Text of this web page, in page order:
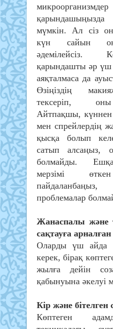
мүмкін. Ал сіз
күн сайын
әдемілейсіз.
қарындашты әр үш
аяқталмаса да
Өзіңіздің
тексеріп,
Айтпақшы, күннен
мен спрейлердің
қысқа болып
сатып алсаңыз,
болмайды.
мерзімі
пайдаланбаңыз,
проблемалар
Жанаспалы және
сақтауға
Оларды үш айда
керек, бірақ
жылға дейін
қабынуына әкелуі
Кір және бітелген
Көптеген